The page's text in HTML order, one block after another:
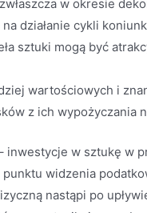
w okresie
działanie cykli
sztuki mogą być
wartościowych i
z ich wypożyczania
inwestycje w sztukę w
widzenia
nastąpi po